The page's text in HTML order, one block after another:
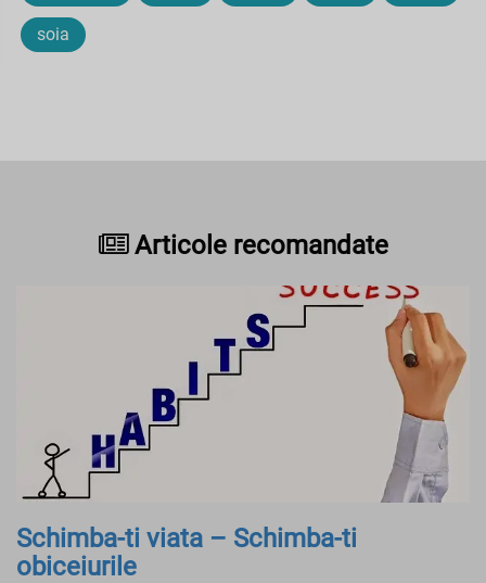
soia
Articole recomandate
Schimba-ti viata – Schimba-ti
obiceiurile